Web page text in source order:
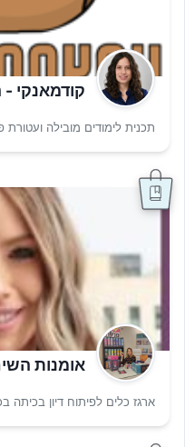
קודמאנקי
תכנית לימודים מובילה
אומנות
ארגז כלים לפיתוח דיון בכיתה